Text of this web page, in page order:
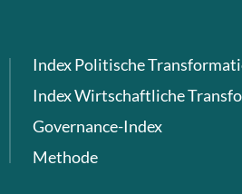
Index Politische
Index Wirtschaftliche
Governance-Index
Methode